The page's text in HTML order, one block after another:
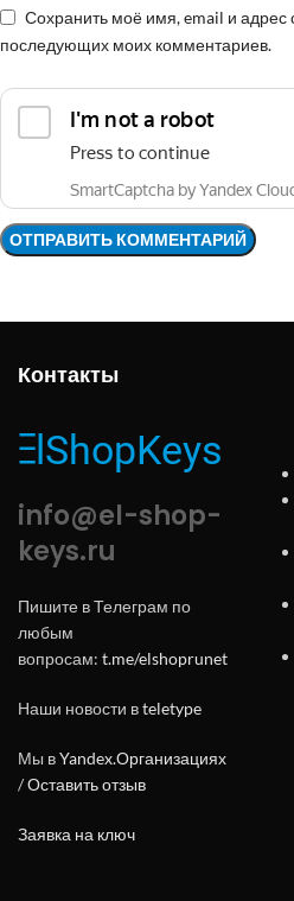
Сохранить моё имя, email и адрес
последующих моих комментариев.
Контакты
info@el-shop-
keys.ru
Пишите в Телеграм по
любым
вопросам: t.me/elshoprunet
Наши новости вteletype
Мы вYandex.Организациях
/Оставить отзыв
Заявка на ключ